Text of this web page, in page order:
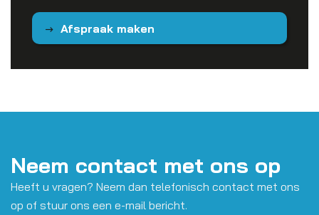
Afspraak maken
Neem contact met ons op
Heeft u vragen? Neem dan telefonisch contact met ons
op of stuur ons een e-mail bericht.